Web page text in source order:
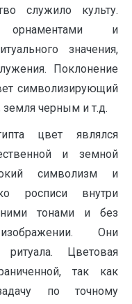
служило культу.
орнаментами и
значения,
Поклонение
символизирующий
черным и т.д.
цвет являлся
и земной
символизм и
росписи внутри
тонами и без
Они
ритуала. Цветовая
так как
по точному